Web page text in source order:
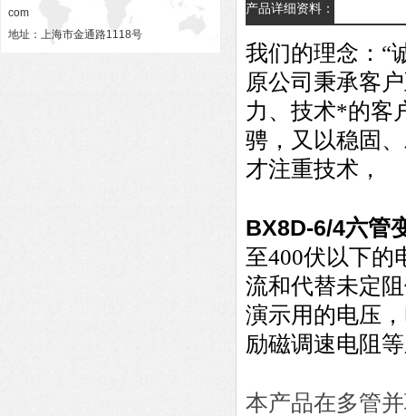
com
地址：上海市金通路1118号
产品详细资料：
我们的理念：“
原公司秉承客
力、技术*的客
骋，又以稳固
才注重技术，
BX8D-6/4六管
至400伏以下的
流和代替未定
演示用的电压
励磁调速电阻
本产品在多管